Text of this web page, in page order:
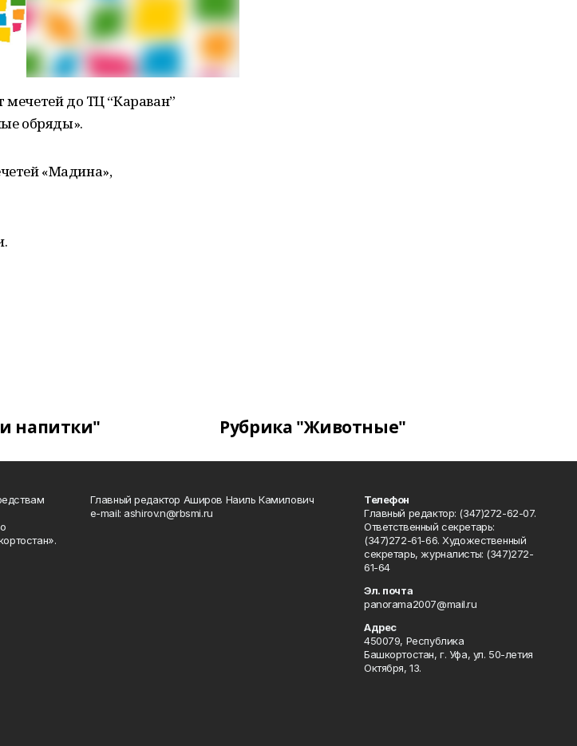
мечетей до ТЦ “Караван”
обряды».
«Мадина»,
напитки" Рубрика "Животные"
Главный редактор Аширов Наиль Камилович
e-mail: ashirov.n@rbsmi.ru
Телефон
Главный редактор: (347)272-62-07.
Ответственный секретарь:
(347)272-61-66. Художественный
секретарь, журналисты: (347)272-
61-64
Эл. почта
panorama2007@mail.ru
Адрес
450079, Республика
Башкортостан, г. Уфа, ул. 50-летия
Октября, 13.